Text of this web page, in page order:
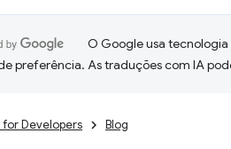
O Google usa
preferência. As traduções com IA
Developers Blog